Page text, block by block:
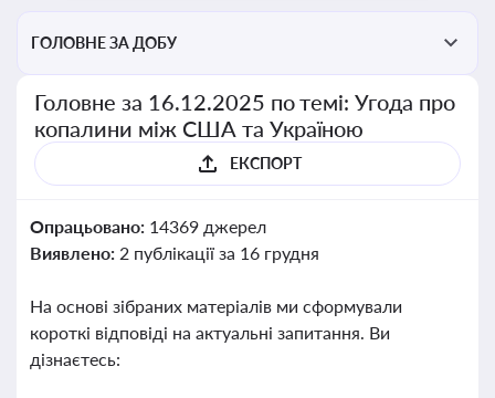
ГОЛОВНЕ ЗА ДОБУ
Головне за 16.12.2025 по темі: Угода про
копалини між США та Україною
ЕКСПОРТ
Опрацьовано: 14369 джерел
Виявлено: 2 публікації за 16 грудня
На основі зібраних матеріалів ми сформували
короткі відповіді на актуальні запитання. Ви
дізнаєтесь: